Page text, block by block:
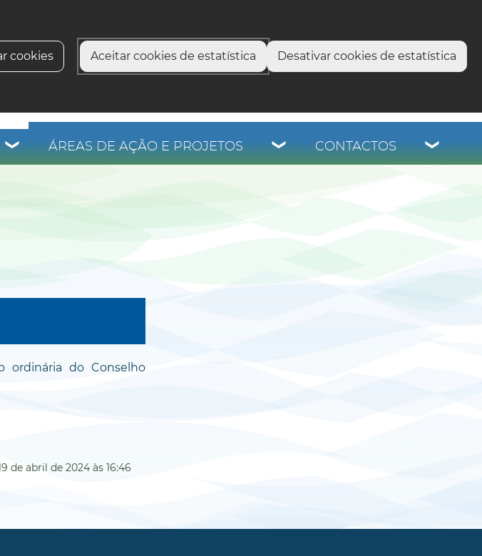
cookies Aceitar cookies de estatística Desativar cookies de estatística
ÁREAS DE AÇÃO E PROJETOS CONTACTOS
ordinária do Conselho
de abril de 2024 às 16:46